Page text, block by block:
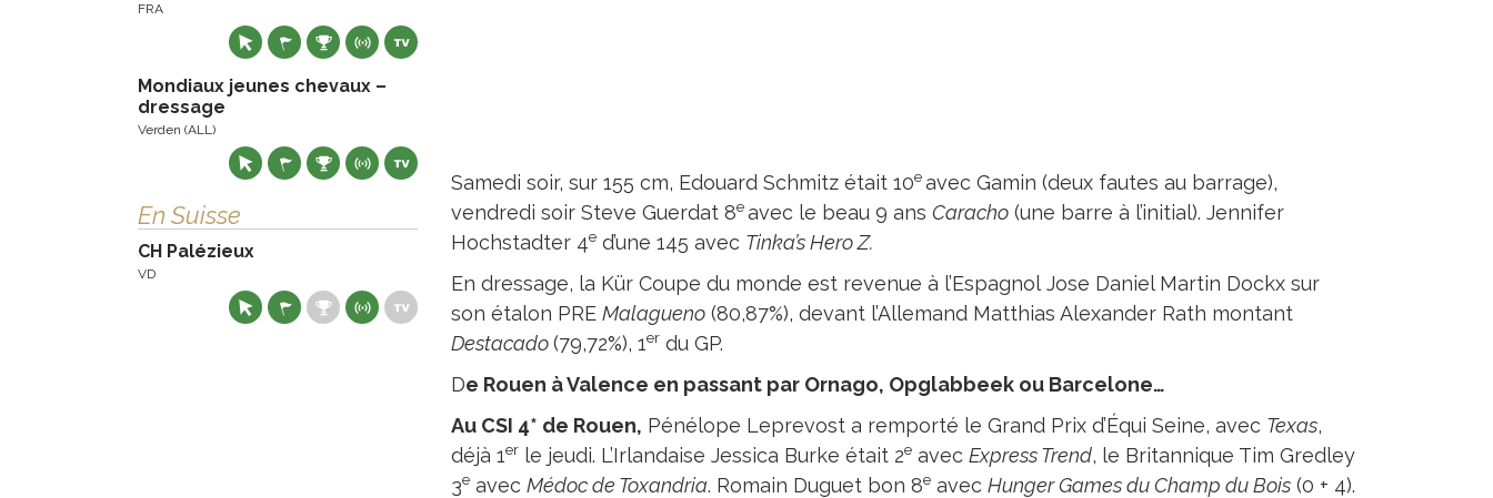
Samedi soir, sur 155 cm, Edouard Schmitz était 10eavec Gamin (deux fautes au barrage),
vendredi soir Steve Guerdat 8eavec le beau 9 ans Caracho(une barre à l’initial). Jennifer
Hochstadter 4ed’une 145 avec Tinka’s Hero Z.
En dressage, la Kür Coupe du monde est revenue à l’Espagnol Jose Daniel Martin Dockx sur
son étalon PRE Malagueno(80,87%), devant l’Allemand Matthias Alexander Rath montant
Destacado(79,72%), 1erdu GP.
De Rouen à Valence en passant par Ornago, Opglabbeek ou Barcelone…
Au CSI 4* de Rouen, Pénélope Leprevost a remporté le Grand Prix d’Équi Seine, avec Texas,
déjà 1erle jeudi. L’Irlandaise Jessica Burke était 2eavec Express Trend, le Britannique Tim Gredley
3eavec Médoc de Toxandria. Romain Duguet bon 8eavec Hunger Games du Champ du Bois(0 + 4).
FRA
Mondiaux jeunes chevaux –
dressage
Verden (ALL)
En Suisse
CH Palézieux
VD